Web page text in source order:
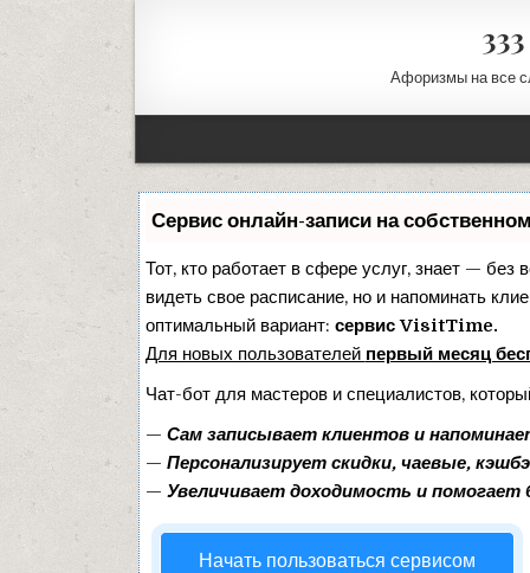
Афоризмы на все
Сервис онлайн-записи на
Тот, кто работает в сфере услуг, знает — без
видеть свое расписание, но и напоминать
оптимальный вариант: сервис VisitTime.
Для новых пользователей первый месяц
Чат-бот для мастеров и специалистов,
— Сам записывает клиентов и
— Персонализирует скидки, чаевые,
— Увеличивает доходимость и
Начать пользоваться сервисом